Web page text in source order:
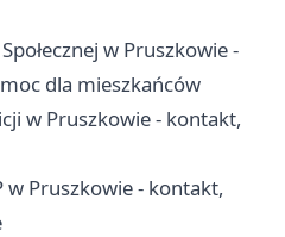
w Pruszkowie -
dla mieszkańców
w Pruszkowie - kontakt,
w Pruszkowie - kontakt,